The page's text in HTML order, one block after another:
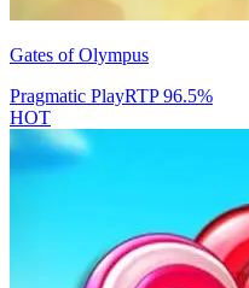
Gates of Olympus
Pragmatic PlayRTP96.5%
HOT